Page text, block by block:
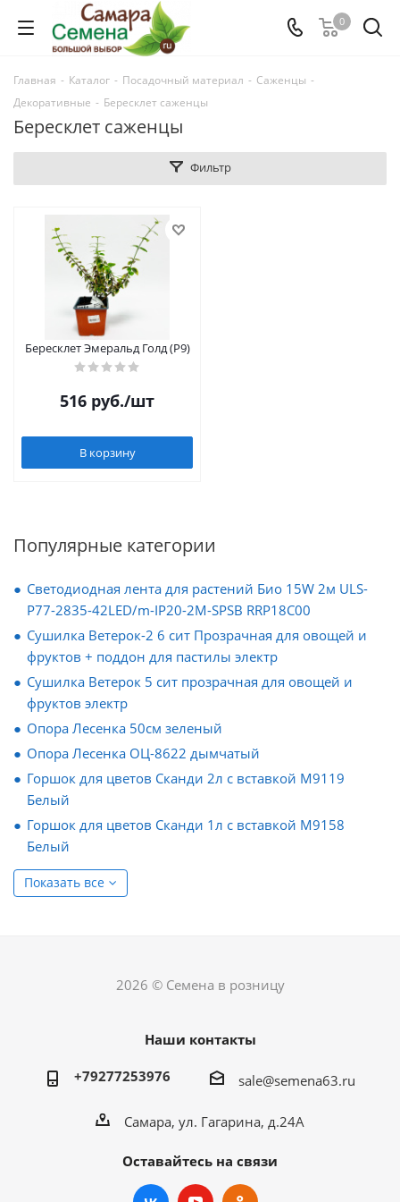
0
Главная - Каталог - Посадочный материал - Саженцы -
Декоративные - Бересклет саженцы
Бересклет саженцы
Фильтр
Бересклет Эмеральд Голд (Р9)
516 руб./шт
В корзину
Популярные категории
Светодиодная лента для растений Био 15W 2м ULS-
P77-2835-42LED/m-IP20-2M-SPSB RRP18C00
Сушилка Ветерок-2 6 сит Прозрачная для овощей и
фруктов + поддон для пастилы электр
Сушилка Ветерок 5 сит прозрачная для овощей и
фруктов электр
Опора Лесенка 50см зеленый
Опора Лесенка ОЦ-8622 дымчатый
Горшок для цветов Сканди 2л с вставкой М9119
Белый
Горшок для цветов Сканди 1л с вставкой М9158
Белый
Показать все
2026 © Семена в розницу
Наши контакты
+79277253976 sale@semena63.ru
Самара, ул. Гагарина, д.24А
Оставайтесь на связи